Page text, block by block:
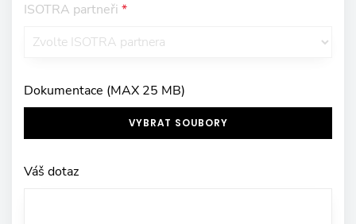
ISOTRA partneři *
Dokumentace (MAX 25 MB)
VYBRAT SOUBORY
Váš dotaz